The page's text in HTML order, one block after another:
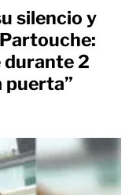
silencio y
durante 2
puerta”